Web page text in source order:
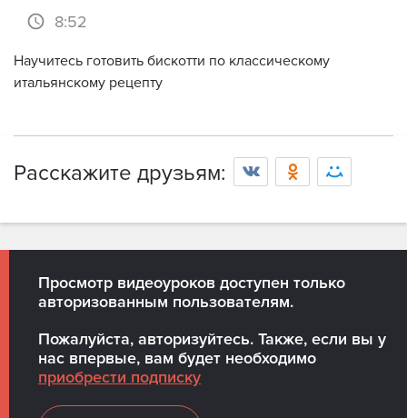
Просмотр видео доступен только
оформленной подпиской.
Войти
8:52
Научитесь готовить бискотти по классическому
итальянскому рецепту
Расскажите друзьям:
Просмотр видеоуроков доступен только
авторизованным пользователям.
Пожалуйста, авторизуйтесь. Также, если вы у
нас впервые, вам будет необходимо
приобрести подписку